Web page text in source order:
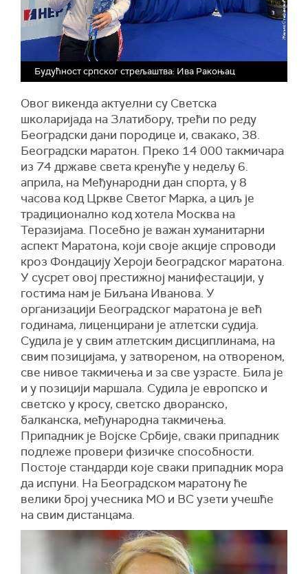
Будућност српског стрељаштва: Ива Ракоњац
Овог викенда актуелни су Светска
школаријада на Златибору, трећи по реду
Београдски дани породице и, свакако, 38.
Београдски маратон. Преко 14 000 такмичара
из 74 државе света кренуће у недељу 6.
априла, на Међународни дан спорта, у 8
часова код Цркве Светог Марка, а циљ је
традиционално код хотела Москва на
Теразијама. Посебно је важан хуманитарни
аспект Маратона, који своје акције спроводи
кроз Фондацију Хероји београдског маратона.
У сусрет овој престижној манифестацији, у
гостима нам је Биљана Иванова. У
организацији Београдског маратона је већ
годинама, лиценцирани је атлетски судија.
Судила је у свим атлетским дисциплинама, на
свим позицијама, у затвореном, на отвореном,
све нивое такмичења и за све узрасте. Била је
и у позицији маршала. Судила је европско и
светско у кросу, светско дворанско,
балканска, међународна такмичења.
Припадник је Војске Србије, сваки припадник
подлеже провери физичке способности.
Постоје стандарди које сваки припадник мора
да испуни. На Београдском маратону ће
велики број учесника МО и ВС узети учешће
на свим дистанцама.